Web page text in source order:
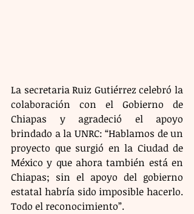
La secretaria Ruiz Gutiérrez celebró la
colaboración con el Gobierno de
Chiapas y agradeció el apoyo
brindado a la UNRC: “Hablamos de un
proyecto que surgió en la Ciudad de
México y que ahora también está en
Chiapas; sin el apoyo del gobierno
estatal habría sido imposible hacerlo.
Todo el reconocimiento”.